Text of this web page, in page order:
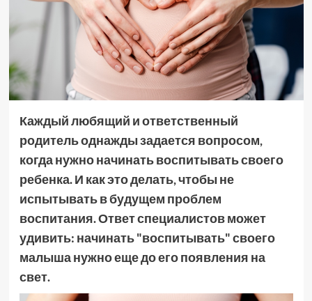
Каждый любящий и ответственный
родитель однажды задается вопросом,
когда нужно начинать воспитывать своего
ребенка. И как это делать, чтобы не
испытывать в будущем проблем
воспитания. Ответ специалистов может
удивить: начинать "воспитывать" своего
малыша нужно еще до его появления на
свет.